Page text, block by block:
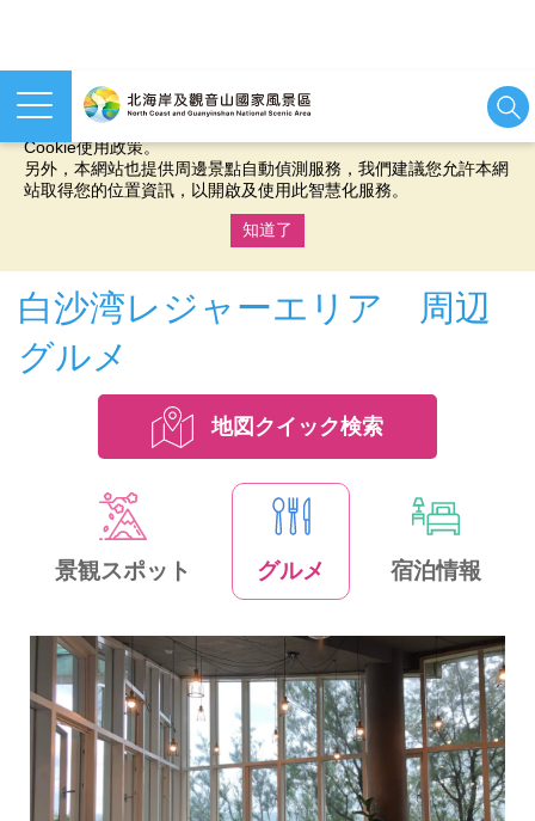
本網站使用cookies等相關技術以持續優化網站服務，並有助於為
您提供更佳的體驗，當您繼續使用本網站即表示您同意我們的
Cookie使用政策。
另外，本網站也提供周邊景點自動偵測服務，我們建議您允許本網
站取得您的位置資訊，以開啟及使用此智慧化服務。
知道了
白沙湾レジャーエリア 周辺
グルメ
地図クイック検索
景観スポット グルメ 宿泊情報